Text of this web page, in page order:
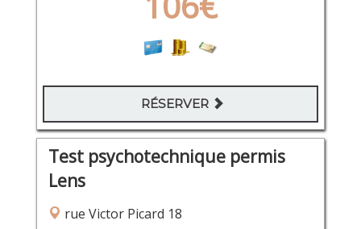
RÉSERVER
Test psychotechnique permis
Lens
rue Victor Picard 18